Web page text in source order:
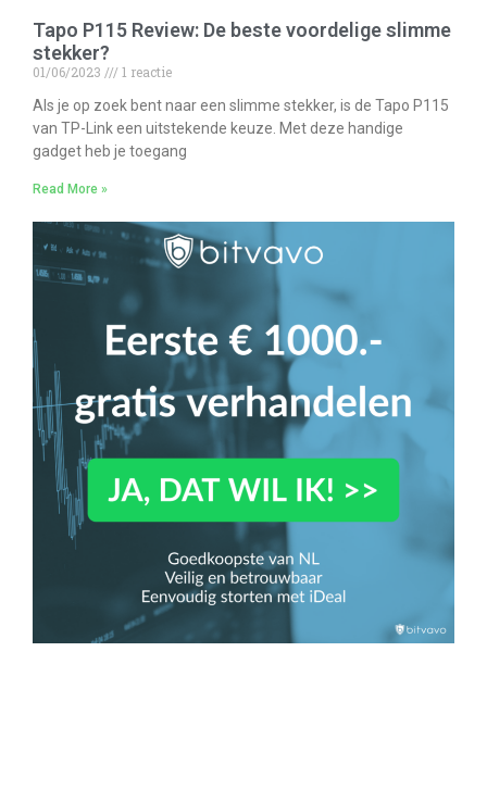
Tapo P115 Review: De beste voordelige slimme
stekker?
01/06/2023
1 reactie
Als je op zoek bent naar een slimme stekker, is de Tapo P115
van TP-Link een uitstekende keuze. Met deze handige
gadget heb je toegang
Read More »